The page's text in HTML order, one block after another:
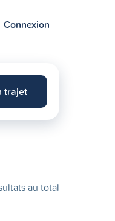
Connexion
trajet
au total